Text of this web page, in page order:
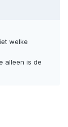
welke
alleen is de